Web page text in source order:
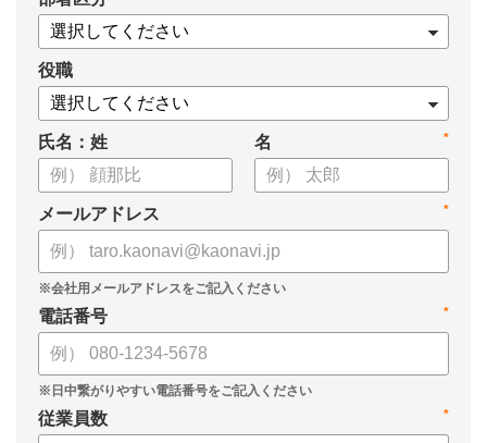
案の生成など、コピペで使えるプロンプトも収録！
生成AIを「壁打ち相手」や「作業アシスタント」にして、明日か
らの人事業務を効率化してみませんか？
【資料の内容】
・人事担当者に聞いた「生成AI活用に関する実態調査」
・生成AI利用における注意点やルール
・今日から使えるプロンプト集（人事評価、エンゲージメント業
務）
役職
氏名：姓 *
名
*
メールアドレス
*
電話番号
*
従業員数